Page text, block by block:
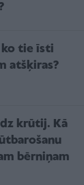
ko tie īsti
atšķiras?
krūtij. Kā
bērniņam